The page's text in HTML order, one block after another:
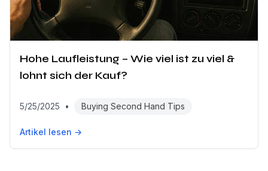
Hohe Laufleistung – Wie viel ist zu viel &
lohnt sich der Kauf?
5/25/2025 • Buying Second Hand Tips
Artikel lesen →